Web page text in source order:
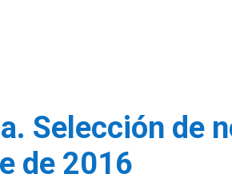
Selección de
de 2016